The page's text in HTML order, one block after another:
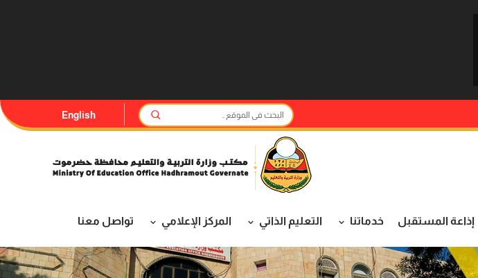
English
إذاعة المستقبل خدماتنا التعليم الذاتي المركز الإعلامي تواصل معنا